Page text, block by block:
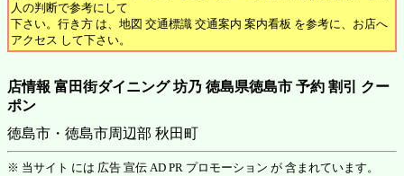
人の判断で参考にして
下さい。行き方 は、地図 交通標識 交通案内 案内看板 を参考に、お店へ
アクセス して下さい。
店情報 富田街ダイニング 坊乃 徳島県徳島市 予約 割引 クー
ポン
徳島市・徳島市周辺部 秋田町
※ 当サイト には 広告 宣伝 AD PR プロモーション が 含まれています。